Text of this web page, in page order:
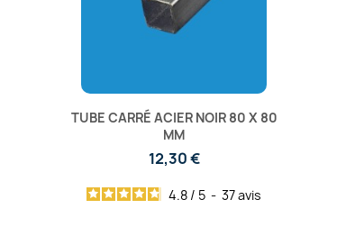
TUBE CARRÉ ACIER NOIR 80 X 80
MM
12,30 €
4.8 / 5 - 37avis